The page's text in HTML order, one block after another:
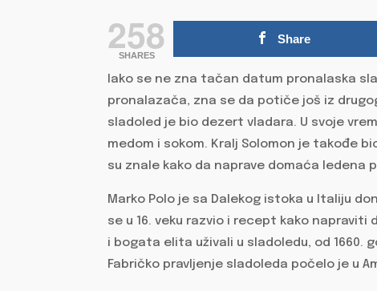
258
SHARES
Share
Iako se ne zna tačan datum pronalaska
pronalazača, zna se da potiče još iz
sladoled je bio dezert vladara. U svoje
medom i sokom. Kralj Solomon je takođe
su znale kako da naprave domaća ledena
Marko Polo je sa Dalekog istoka u Italiju
se u 16. veku razvio i recept kako napraviti
i bogata elita uživali u sladoledu, od 1660.
Fabričko pravljenje sladoleda počelo je u